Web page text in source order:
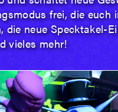
frei, die euch
die neue Specktakel-
vieles mehr!